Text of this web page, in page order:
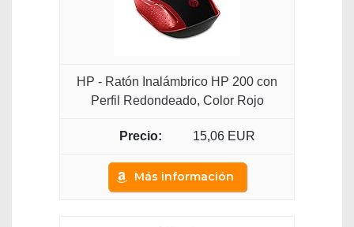
HP - Ratón Inalámbrico HP 200 con
Perfil Redondeado, Color Rojo
15,06 EUR
Más información